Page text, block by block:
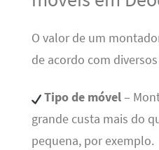
O valor de um
de acordo com
Tipo de móvel–
grande custa mais do
pequena, por exemplo.